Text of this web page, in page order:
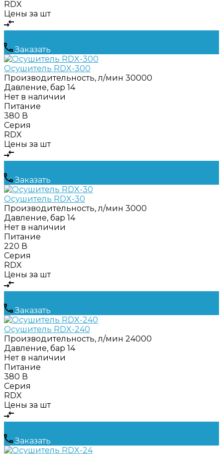
RDX
Цены за шт
Заказать
Осушитель RDX-300
Производительность, л/мин 30000
Давление, бар 14
Нет в наличии
Питание
380 В
Серия
RDX
Цены за шт
Заказать
Осушитель RDX-30
Производительность, л/мин 3000
Давление, бар 14
Нет в наличии
Питание
220 В
Серия
RDX
Цены за шт
Заказать
Осушитель RDX-240
Производительность, л/мин 24000
Давление, бар 14
Нет в наличии
Питание
380 В
Серия
RDX
Цены за шт
Заказать